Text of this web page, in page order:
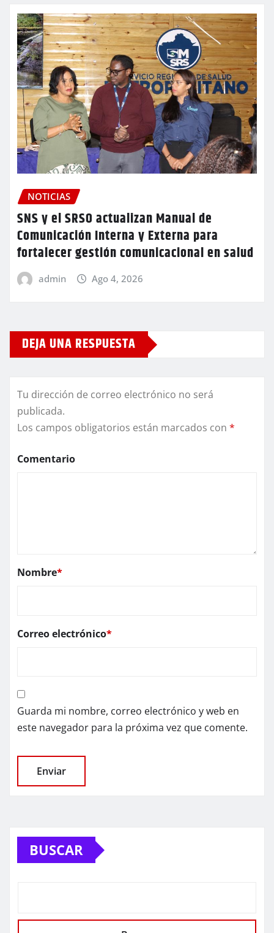
NOTICIAS
SNS y el SRSO actualizan Manual de
Comunicación Interna y Externa para
fortalecer gestión comunicacional en salud
admin Ago 4, 2026
DEJA UNA RESPUESTA
Tu dirección de correo electrónico no será
publicada.
Los campos obligatorios están marcados con *
Comentario
Nombre*
Correo electrónico*
Guarda mi nombre, correo electrónico y web en
este navegador para la próxima vez que comente.
BUSCAR